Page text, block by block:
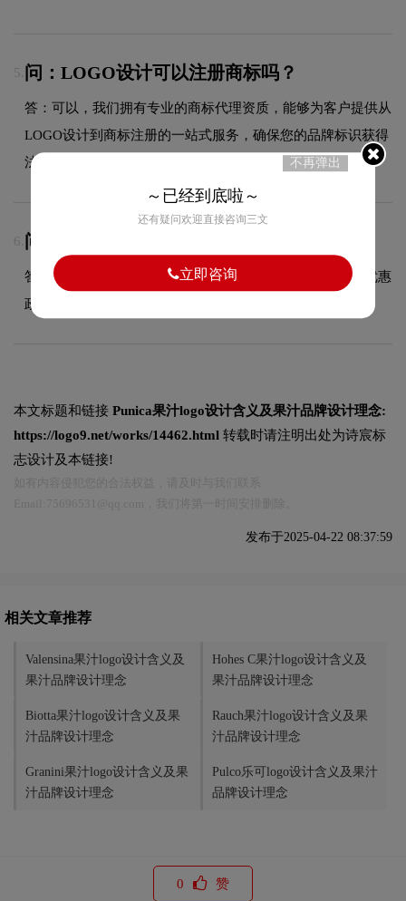
5. 问：LOGO设计可以注册商标吗？
答：可以，我们拥有专业的商标代理资质，能够为客户提供从
LOGO设计到商标注册的一站式服务，确保您的品牌标识获得
法律保护。
6. 问：额外修改如何收费？
答：超出合同约定范围的额外修改，请咨询客服获取具体优惠
政策，我们将根据修改幅度提供合理报价。
本文标题和链接 Punica果汁logo设计含义及果汁品牌设计理念:
https://logo9.net/works/14462.html 转载时请注明出处为诗宸标
志设计及本链接!
发布于2025-04-22 08:37:59
相关文章推荐
Valensina果汁logo设计含义及
果汁品牌设计理念
Hohes C果汁logo设计含义及
果汁品牌设计理念
Biotta果汁logo设计含义及果
汁品牌设计理念
Rauch果汁logo设计含义及果
汁品牌设计理念
Granini果汁logo设计含义及果
汁品牌设计理念
Pulco乐可logo设计含义及果汁
品牌设计理念
0 赞
不再弹出
～已经到底啦～
还有疑问欢迎直接咨询三文
立即咨询